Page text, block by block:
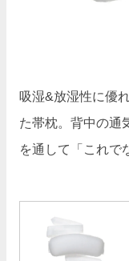
吸湿&放湿性に優
た帯枕。背中の通
を通して「これで